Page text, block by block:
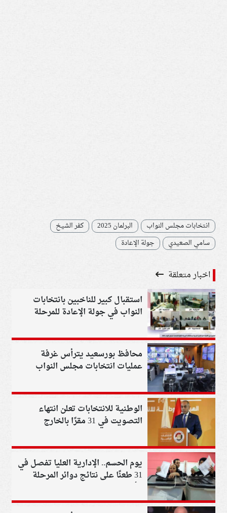
انتخابات مجلس النواب البرلمان 2025
كفر الشيخ
سامي الصعيدي
جولة الإعادة
اخبار متعلقة
استقبال كبير للناخبين بانتخابات
النواب في جولة الإعادة للمرحلة
محافظ بورسعيد يترأس غرفة
عمليات انتخابات مجلس النواب
الوطنية للانتخابات تعلن انتهاء
التصويت في 31 مقرًا بالخارج
وتستكمل العملية بـ 108 حول العالم
يوم الحسم.. الإدارية العليا تفصل في
31 طعنًا على نتائج دوائر المرحلة
الأولى لانتخابات النواب 2025